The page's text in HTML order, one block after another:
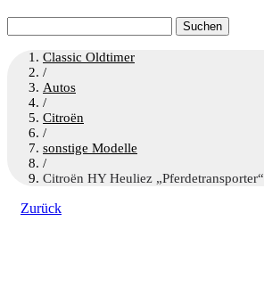
nach:
Classic Oldtimer
/
Autos
/
Citroën
/
sonstige Modelle
/
Citroën HY Heuliez „Pferdetransporter“
Zurück